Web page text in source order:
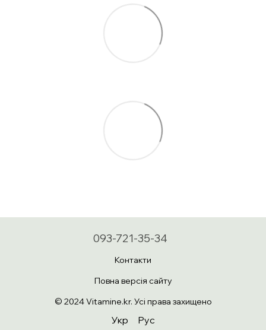
093-721-35-34
Контакти
Повна версія сайту
© 2024 Vitamine.kr. Усі права захищено
Укр Рус